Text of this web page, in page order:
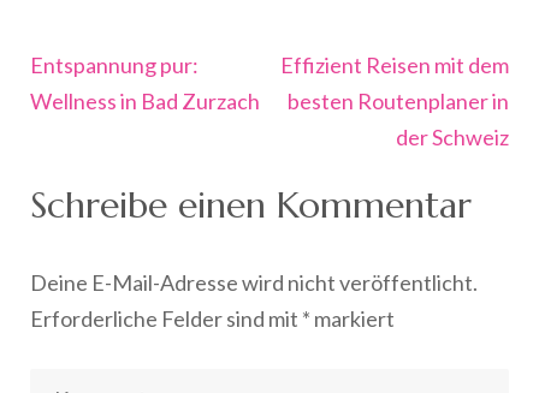
Beitragsnavigation
Entspannung pur:
Wellness in Bad Zurzach
Effizient Reisen mit dem
besten Routenplaner in
der Schweiz
Schreibe einen Kommentar
Deine E-Mail-Adresse wird nicht veröffentlicht.
Erforderliche Felder sind mit * markiert